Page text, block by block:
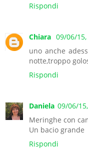
Rispondi
Chiara 09/06/
uno anche
notte,troppo
Rispondi
Daniela 09/06/
Meringhe con
Un bacio grande
Rispondi